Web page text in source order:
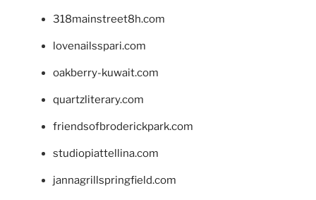
318mainstreet8h.com
lovenailsspari.com
oakberry-kuwait.com
quartzliterary.com
friendsofbroderickpark.com
studiopiattellina.com
jannagrillspringfield.com